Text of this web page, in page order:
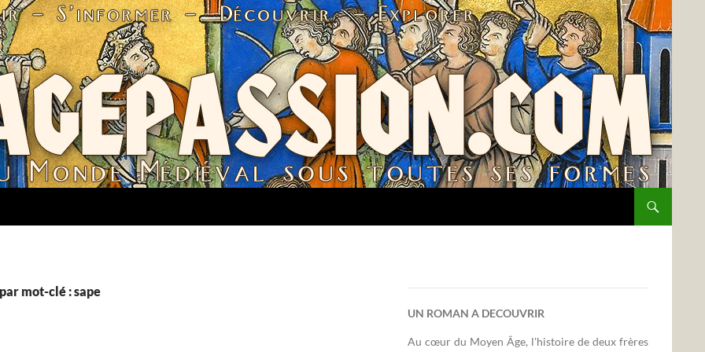
mot-clé : sape
UN ROMAN A DECOUVRIR
Au cœur du Moyen Âge, l'histoire de deux frères